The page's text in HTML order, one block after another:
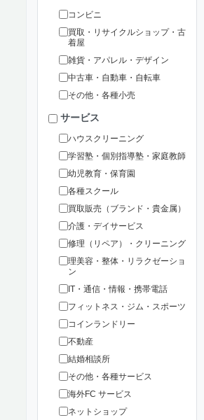
コンビニ
買取・リサイクルショップ・古
着屋
雑貨・アパレル・デザイン
中古車・自動車・自転車
その他・各種小売
サービス
ハウスクリーニング
学習塾・個別指導塾・家庭教師
幼児教育・保育園
各種スクール
買取販売（ブランド・貴金属）
介護・デイサービス
修理（リペア）・クリーニング
理美容・整体・リラクゼーショ
ン
IT・通信・情報・携帯電話
フィットネス・ジム・スポーツ
コインランドリー
不動産
結婚相談所
その他・各種サービス
海外FC サービス
ネットショップ